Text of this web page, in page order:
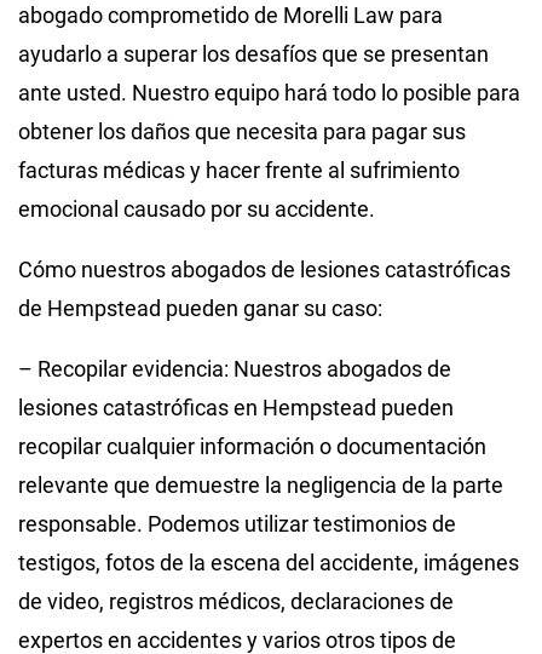
abogado comprometido de Morelli Law para
ayudarlo a superar los desafíos que se presentan
ante usted. Nuestro equipo hará todo lo posible para
obtener los daños que necesita para pagar sus
facturas médicas y hacer frente al sufrimiento
emocional causado por su accidente.
Cómo nuestros abogados de lesiones catastróficas
de Hempstead pueden ganar su caso:
– Recopilar evidencia: Nuestros abogados de
lesiones catastróficas en Hempstead pueden
recopilar cualquier información o documentación
relevante que demuestre la negligencia de la parte
responsable. Podemos utilizar testimonios de
testigos, fotos de la escena del accidente, imágenes
de video, registros médicos, declaraciones de
expertos en accidentes y varios otros tipos de